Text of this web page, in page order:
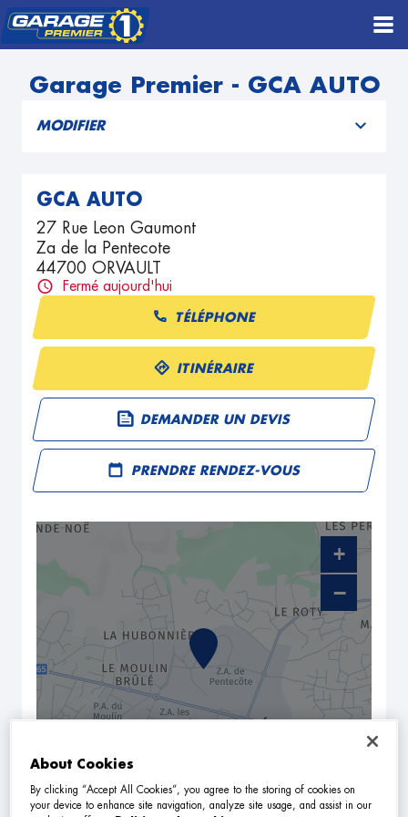
Garage Premier - GCA AUTO
MODIFIER
GCA AUTO
27 Rue Leon Gaumont
Za de la Pentecote
44700 ORVAULT
Fermé aujourd'hui
TÉLÉPHONE
ITINÉRAIRE
DEMANDER UN DEVIS
PRENDRE RENDEZ-VOUS
+
−
NAVIGUER ITINÉRAIRE
About Cookies
By clicking “Accept All Cookies”, you agree to the storing of cookies on
your device to enhance site navigation, analyze site usage, and assist in our